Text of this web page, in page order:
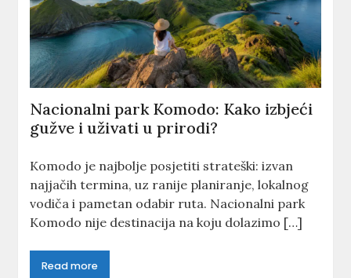
Nacionalni park Komodo: Kako izbjeći
gužve i uživati u prirodi?
Komodo je najbolje posjetiti strateški: izvan
najjačih termina, uz ranije planiranje, lokalnog
vodiča i pametan odabir ruta. Nacionalni park
Komodo nije destinacija na koju dolazimo […]
Read more